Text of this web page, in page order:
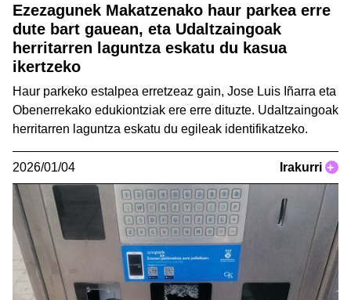
Ezezagunek Makatzenako haur parkea erre
dute bart gauean, eta Udaltzaingoak
herritarren laguntza eskatu du kasua
ikertzeko
Haur parkeko estalpea erretzeaz gain, Jose Luis Iñarra eta
Obenerrekako edukiontziak ere erre dituzte. Udaltzaingoak
herritarren laguntza eskatu du egileak identifikatzeko.
2026/01/04 Irakurri +